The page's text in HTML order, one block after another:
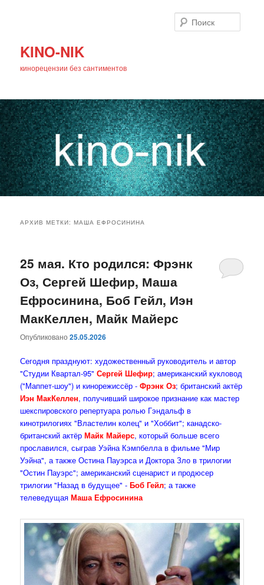
KINO-NIK
кинорецензии без сантиментов
основному
содержимому
дополнительному
содержимому
АРХИВ МЕТКИ:МАША ЕФРОСИНИНА
25 мая. Кто родился: Фрэнк
Оз, Сергей Шефир, Маша
Ефросинина, Боб Гейл, Иэн
МакКеллен, Майк Майерс
Опубликовано25.05.2026
Сегодня празднуют: художественный руководитель и автор
"Студии Квартал-95"Сергей Шефир; американский кукловод
("Маппет-шоу") и кинорежиссёр -Фрэнк Оз; британский актёр
Иэн МакКеллен, получивший широкое признание как мастер
шекспировского репертуара ролью Гэндальф в
кинотрилогиях "Властелин колец" и "Хоббит"; канадско-
британский актёр Майк Майерс, который больше всего
прославился, сыграв Уэйна Кэмпбелла в фильме "Мир
Уэйна", а также Остина Пауэрса и Доктора Зло в трилогии
"Остин Пауэрс"; американский сценарист и продюсер
трилогии "Назад в будущее" -Боб Гейл; а также
телеведущаяМаша Ефросинина